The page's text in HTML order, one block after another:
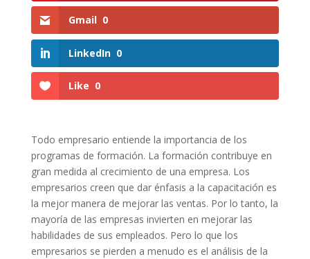
Gmail 0
LinkedIn 0
Like 0
Todo empresario entiende la importancia de los
programas de formación. La formación contribuye en
gran medida al crecimiento de una empresa. Los
empresarios creen que dar énfasis a la capacitación es
la mejor manera de mejorar las ventas. Por lo tanto, la
mayoría de las empresas invierten en mejorar las
habilidades de sus empleados. Pero lo que los
empresarios se pierden a menudo es el análisis de la